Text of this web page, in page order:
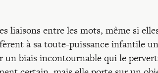
liaisons entre les mots, même si
à sa toute-puissance infantile
un biais incontournable qui le